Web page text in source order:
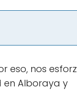
eso, nos
Alboraya y